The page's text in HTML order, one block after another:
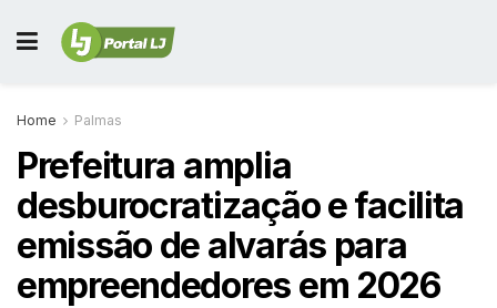
Home Palmas
Prefeitura amplia
desburocratização e facilita
emissão de alvarás para
empreendedores em 2026